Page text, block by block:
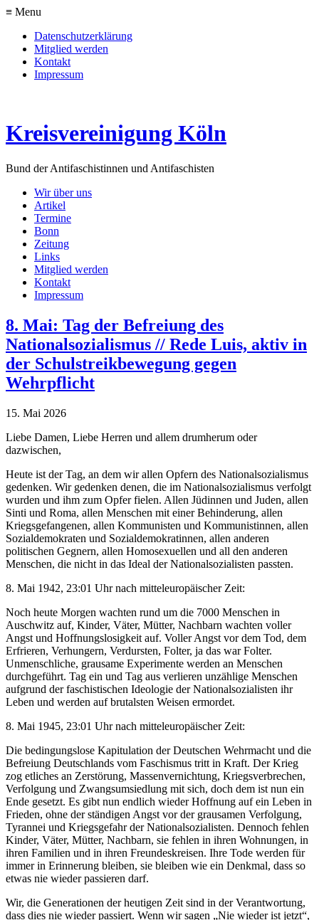
≡ Menu
Datenschutzerklärung
Mitglied werden
Kontakt
Impressum
Kreisvereinigung Köln
Bund der Antifaschistinnen und Antifaschisten
Wir über uns
Artikel
Termine
Bonn
Zeitung
Links
Mitglied werden
Kontakt
Impressum
8. Mai: Tag der Befreiung des
Nationalsozialismus // Rede Luis, aktiv in
der Schulstreikbewegung gegen
Wehrpflicht
15. Mai 2026
Liebe Damen, Liebe Herren und allem drumherum oder
dazwischen,
Heute ist der Tag, an dem wir allen Opfern des Nationalsozialismus
gedenken. Wir gedenken denen, die im Nationalsozialismus verfolgt
wurden und ihm zum Opfer fielen. Allen Jüdinnen und Juden, allen
Sinti und Roma, allen Menschen mit einer Behinderung, allen
Kriegsgefangenen, allen Kommunisten und Kommunistinnen, allen
Sozialdemokraten und Sozialdemokratinnen, allen anderen
politischen Gegnern, allen Homosexuellen und all den anderen
Menschen, die nicht in das Ideal der Nationalsozialisten passten.
8. Mai 1942, 23:01 Uhr nach mitteleuropäischer Zeit:
Noch heute Morgen wachten rund um die 7000 Menschen in
Auschwitz auf, Kinder, Väter, Mütter, Nachbarn wachten voller
Angst und Hoffnungslosigkeit auf. Voller Angst vor dem Tod, dem
Erfrieren, Verhungern, Verdursten, Folter, ja das war Folter.
Unmenschliche, grausame Experimente werden an Menschen
durchgeführt. Tag ein und Tag aus verlieren unzählige Menschen
aufgrund der faschistischen Ideologie der Nationalsozialisten ihr
Leben und werden auf brutalsten Weisen ermordet.
8. Mai 1945, 23:01 Uhr nach mitteleuropäischer Zeit:
Die bedingungslose Kapitulation der Deutschen Wehrmacht und die
Befreiung Deutschlands vom Faschismus tritt in Kraft. Der Krieg
zog etliches an Zerstörung, Massenvernichtung, Kriegsverbrechen,
Verfolgung und Zwangsumsiedlung mit sich, doch dem ist nun ein
Ende gesetzt. Es gibt nun endlich wieder Hoffnung auf ein Leben in
Frieden, ohne der ständigen Angst vor der grausamen Verfolgung,
Tyrannei und Kriegsgefahr der Nationalsozialisten. Dennoch fehlen
Kinder, Väter, Mütter, Nachbarn, sie fehlen in ihren Wohnungen, in
ihren Familien und in ihren Freundeskreisen. Ihre Tode werden für
immer in Erinnerung bleiben, sie bleiben wie ein Denkmal, dass so
etwas nie wieder passieren darf.
Wir, die Generationen der heutigen Zeit sind in der Verantwortung,
dass dies nie wieder passiert. Wenn wir sagen „Nie wieder ist jetzt“,